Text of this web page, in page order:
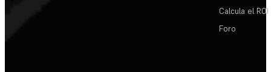
Calcula el ROI
Foro